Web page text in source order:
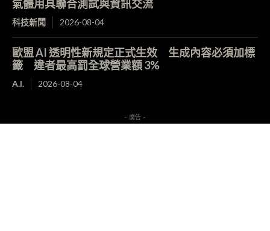
氣體用具聯合測試與資訊交流
科技新聞 2026-08-04
歐盟 AI 透明性新規定正式生效 生成內容必須加標
籤 違者最高罰全球營業額 3%
A.I. 2026-08-04
- 廣告 -